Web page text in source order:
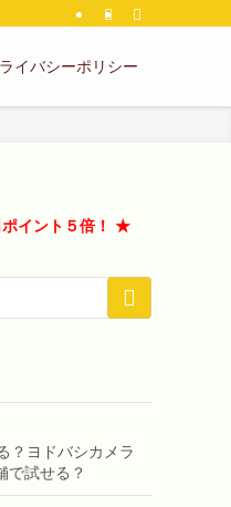
イバシーポリシー
イント５倍！ ★
？ヨドバシカメラ
で試せる？